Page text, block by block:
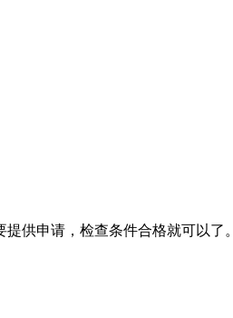
供申请，检查条件合格就可以了。